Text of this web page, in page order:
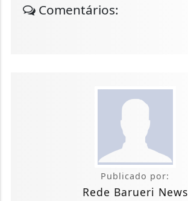
Comentários:
Publicado por:
Rede Barueri News